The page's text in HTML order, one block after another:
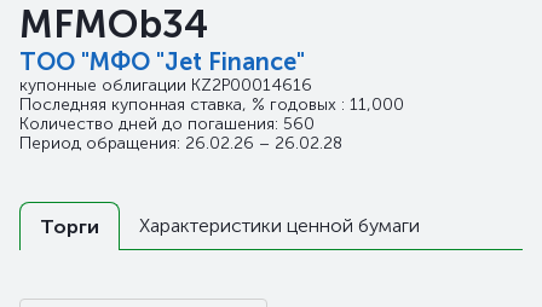
MFMOb34
ТОО "МФО "Jet Finance"
купонные облигации KZ2P00014616
Последняя купонная ставка, % годовых : 11,000
Количество дней до погашения: 560
Период обращения: 26.02.26 – 26.02.28
Торги Характеристики ценной бумаги